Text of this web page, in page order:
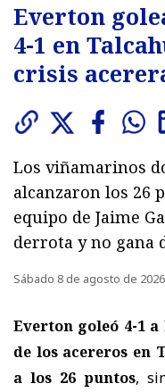
Everton
4-1 en
crisis
Los viñamarinos
alcanzaron los 26
equipo de Jaime
derrota y no gana
Sábado 8 de agosto de 2026
Everton goleó 4-1
de los acereros en
a los 26 puntos,